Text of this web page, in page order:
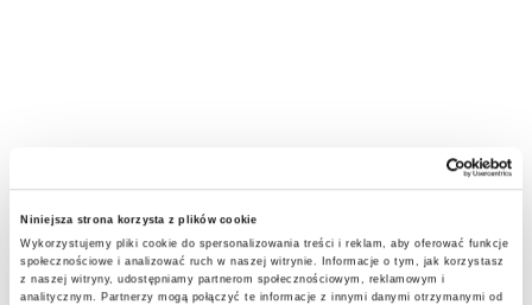
Niniejsza strona korzysta z plików cookie
Wykorzystujemy pliki cookie do spersonalizowania treści i reklam, aby oferować funkcje
społecznościowe i analizować ruch w naszej witrynie. Informacje o tym, jak korzystasz
z naszej witryny, udostępniamy partnerom społecznościowym, reklamowym i
analitycznym. Partnerzy mogą połączyć te informacje z innymi danymi otrzymanymi od
OSTATNIE WPISY
PwC patronem studiów podyplomowych
„Człowiek i AI – Strategie Współistnienia”